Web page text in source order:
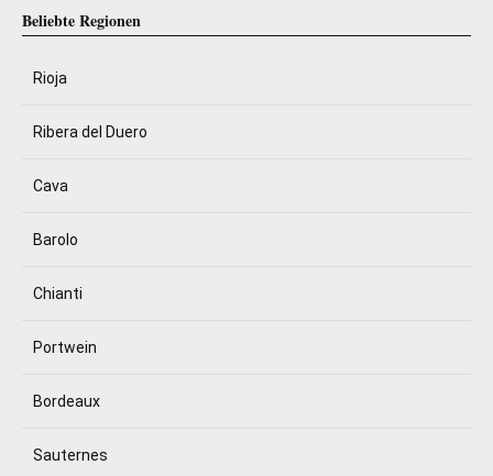
Beliebte Regionen
Rioja
Ribera del Duero
Cava
Barolo
Chianti
Portwein
Bordeaux
Sauternes